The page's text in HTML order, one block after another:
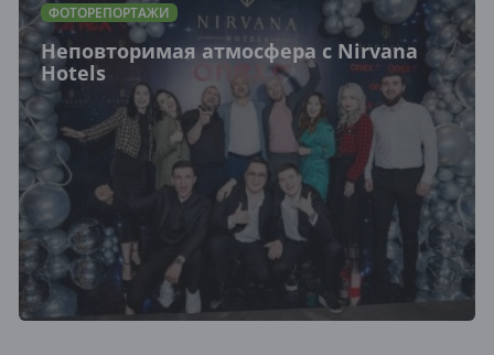
ФОТОРЕПОРТАЖИ
Неповторимая атмосфера с Nirvana
Hotels